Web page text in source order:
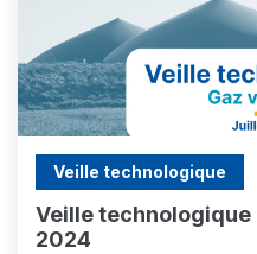
Veille technologique
Veille
2024